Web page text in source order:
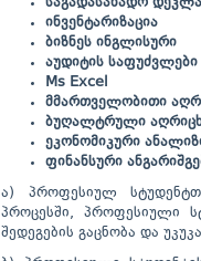
ინვენტარიზაცია
ბიზნეს ინგლისური
აუდიტის საფუძვლები
Ms Excel
მმართველობითი
ბუღალტრული
ეკონომიკური
ფინანსური
ა) პროფესიულ
პროცესში, პროფესიული
შედეგების გაცნობა და